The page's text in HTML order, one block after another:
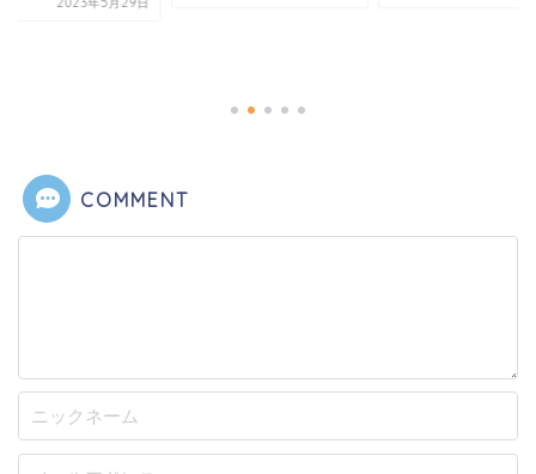
2023年5月29日
COMMENT